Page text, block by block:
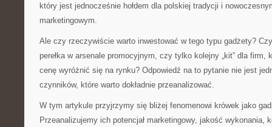
który jest jednocześnie hołdem dla polskiej tradycji i
marketingowym.
Ale czy rzeczywiście warto inwestować w tego typu gadżety?
perełka w arsenale promocyjnym, czy tylko kolejny „kit” dla firm,
cenę wyróżnić się na rynku? Odpowiedź na to pytanie nie jest
czynników, które warto dokładnie przeanalizować.
W tym artykule przyjrzymy się bliżej fenomenowi krówek jako
Przeanalizujemy ich potencjał marketingowy, jakość wykonania,